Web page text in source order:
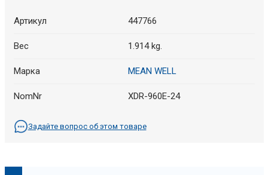
Артикул 447766
Вес 1.914 kg.
Марка MEAN WELL
NomNr XDR-960E-24
Задайте вопрос об этом товаре